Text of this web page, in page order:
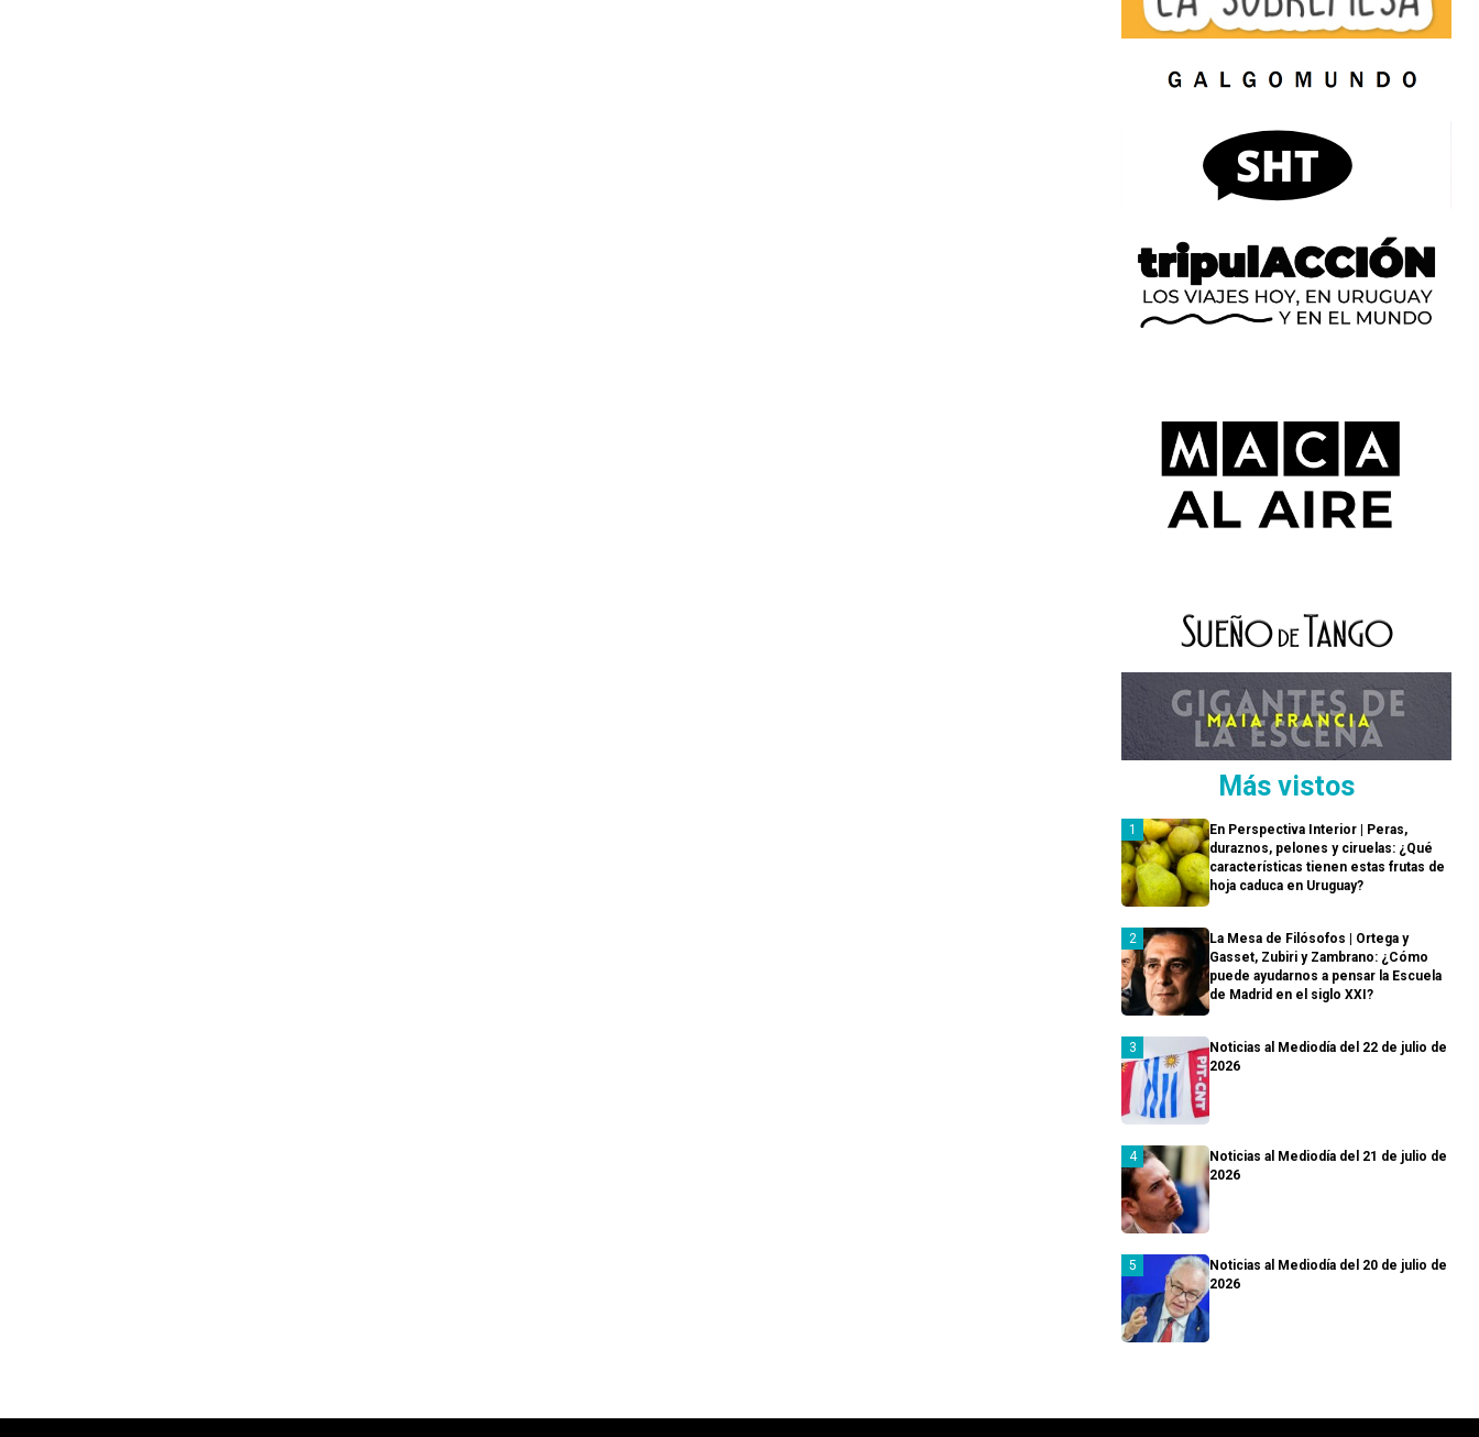
Más vistos
En Perspectiva Interior | Peras,
duraznos, pelones y ciruelas: ¿Qué
características tienen estas frutas de
hoja caduca en Uruguay?
La Mesa de Filósofos | Ortega y
Gasset, Zubiri y Zambrano: ¿Cómo
puede ayudarnos a pensar la Escuela
de Madrid en el siglo XXI?
Noticias al Mediodía del 22 de julio de
2026
Noticias al Mediodía del 21 de julio de
2026
Noticias al Mediodía del 20 de julio de
2026